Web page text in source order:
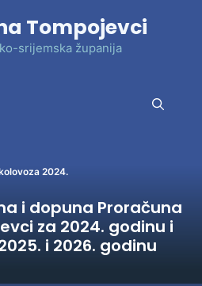
Tompojevci
srijemska županija
2024.
i dopuna Proračuna
za 2024. godinu i
i 2026. godinu